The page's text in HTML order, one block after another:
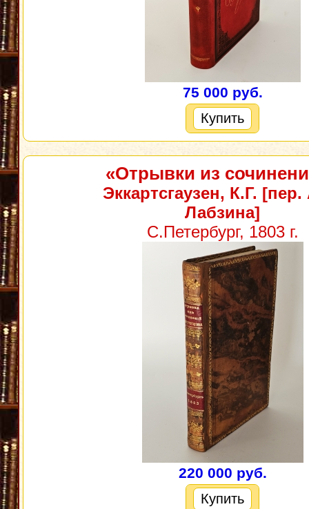
75 000 руб.
Купить
«Отрывки из
Эккартсгаузен, К.Г.
Лабзина]
С.Петербург, 1803 г.
220 000 руб.
Купить